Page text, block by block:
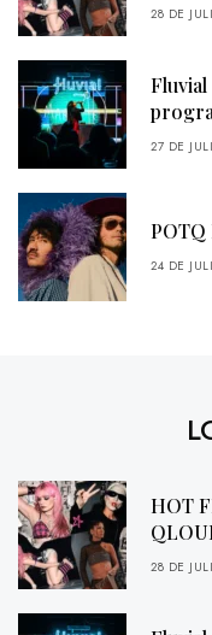
28 DE
27 DE
POTQ
24 DE
HOT
28 DE